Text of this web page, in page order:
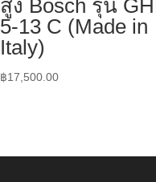
สูง Bosch รุ่น
5-13 C (Made in
Italy)
฿17,500.00